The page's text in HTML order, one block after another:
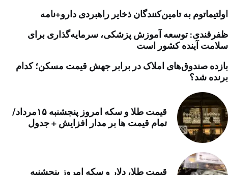
اولتیماتوم به تامین‌کنندگان ذخایر راهبردی دارو+نامه
ظفرقندی: توسعه آموزش پزشکی، سرمایه‌گذاری برای
سلامت آینده کشور است
بازده صندوق‌های املاک در برابر جهش قیمت مسکن؛ کدام
برنده شد؟
قیمت طلا و سکه امروز پنجشنبه ۱۵مرداد/
تمام قیمت ها بر مدار افزایش + جدول
قیمت طلا، دلار و سکه امروز پنجشنبه